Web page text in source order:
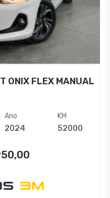
ONIX FLEX MANUAL
Ano
2024
KM
52000